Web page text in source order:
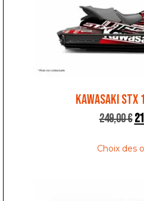
KAWASAKI STX
249,00€
Choix des